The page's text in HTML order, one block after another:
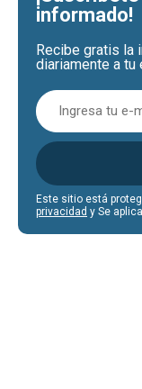
informado!
Recibe gratis la
diariamente a tu
Este sitio está
privacidad y Se